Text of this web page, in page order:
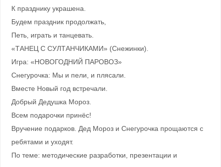
К празднику украшена.
Будем праздник продолжать,
Петь, играть и танцевать.
«ТАНЕЦ С СУЛТАНЧИКАМИ» (Снежинки).
Игра: «НОВОГОДНИЙ ПАРОВОЗ»
Снегурочка: Мы и пели, и плясали.
Вместе Новый год встречали.
Добрый Дедушка Мороз.
Всем подарочки принёс!
Вручение подарков. Дед Мороз и Снегурочка прощаются с
ребятами и уходят.
По теме: методические разработки, презентации и